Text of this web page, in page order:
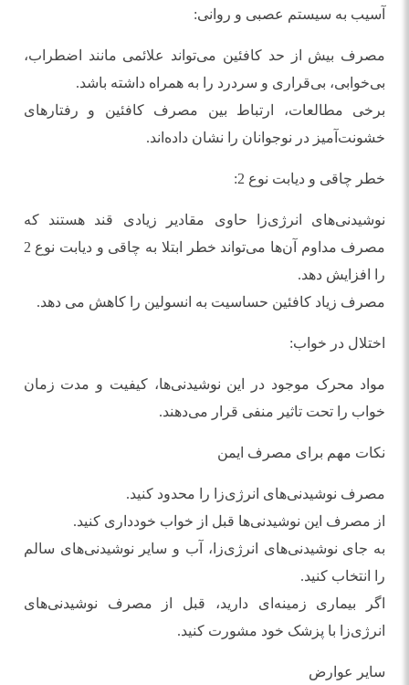
آسیب به سیستم عصبی و روانی:
مصرف بیش از حد کافئین می‌تواند علائمی مانند اضطراب،
بی‌خوابی، بی‌قراری و سردرد را به همراه داشته باشد.
برخی مطالعات، ارتباط بین مصرف کافئین و رفتارهای
خشونت‌آمیز در نوجوانان را نشان داده‌اند.
خطر چاقی و دیابت نوع 2:
نوشیدنی‌های انرژی‌زا حاوی مقادیر زیادی قند هستند که
مصرف مداوم آن‌ها می‌تواند خطر ابتلا به چاقی و دیابت نوع 2
را افزایش دهد.
مصرف زیاد کافئین حساسیت به انسولین را کاهش می دهد.
اختلال در خواب:
مواد محرک موجود در این نوشیدنی‌ها، کیفیت و مدت زمان
خواب را تحت تاثیر منفی قرار می‌دهند.
نکات مهم برای مصرف ایمن
مصرف نوشیدنی‌های انرژی‌زا را محدود کنید.
از مصرف این نوشیدنی‌ها قبل از خواب خودداری کنید.
به جای نوشیدنی‌های انرژی‌زا، آب و سایر نوشیدنی‌های سالم
را انتخاب کنید.
اگر بیماری زمینه‌ای دارید، قبل از مصرف نوشیدنی‌های
انرژی‌زا با پزشک خود مشورت کنید.
سایر عوارض